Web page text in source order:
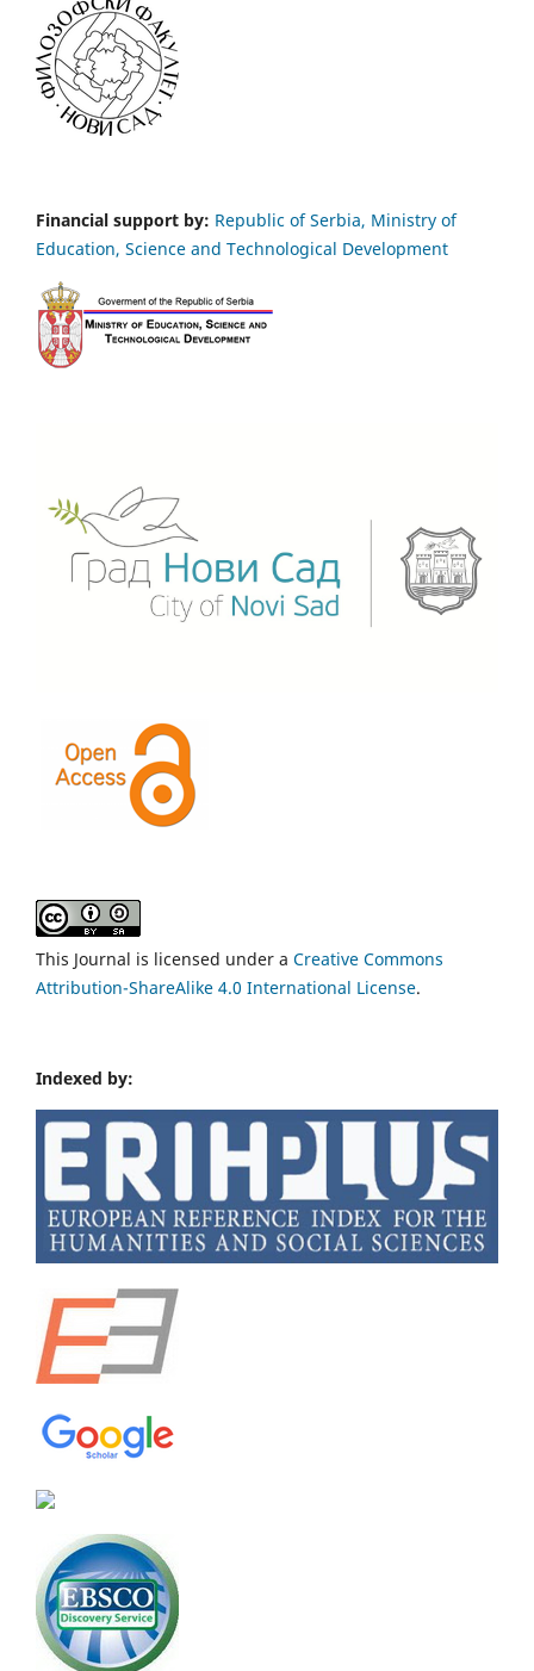
Financial support by: Republic of Serbia, Ministry of
Education, Science and Technological Development
This Journal is licensed under a Creative Commons
Attribution-ShareAlike 4.0 International License.
Indexed by: